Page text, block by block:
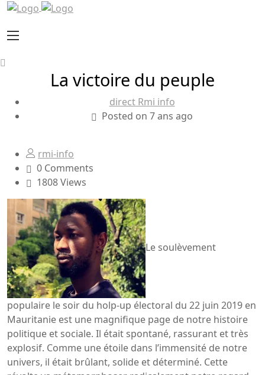
La victoire du peuple
direct Rmi info
Posted on 7 ans ago
rmi-info
0 Comments
1808 Views
Le soulèvement
populaire le soir du holp-up électoral du 22 juin 2019 en
Mauritanie est une magnifique page de notre histoire
politique et sociale. Il était spontané, rassurant et très
explosif. Comme une étoile dans l’immensité de notre
univers, il était brûlant, solide et déterminé. Cette